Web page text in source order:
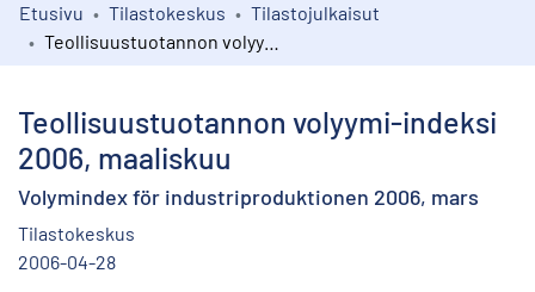
Kokoelmat
Etusivu Tilastokeskus
Tilastojulkaisut
Teollisuustuotannon volyymi-indeksi
2006, maaliskuu
Volymindex för industriproduktionen 2006, mars
Tilastokeskus
2006-04-28